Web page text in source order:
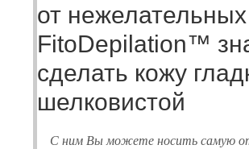
от
FitoDepilation™
сделать кожу
шелковистой
С ним Вы можете носить самую